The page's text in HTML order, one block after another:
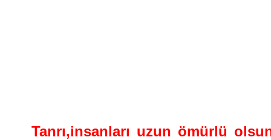
Tanrı,insanları uzun ömürlü